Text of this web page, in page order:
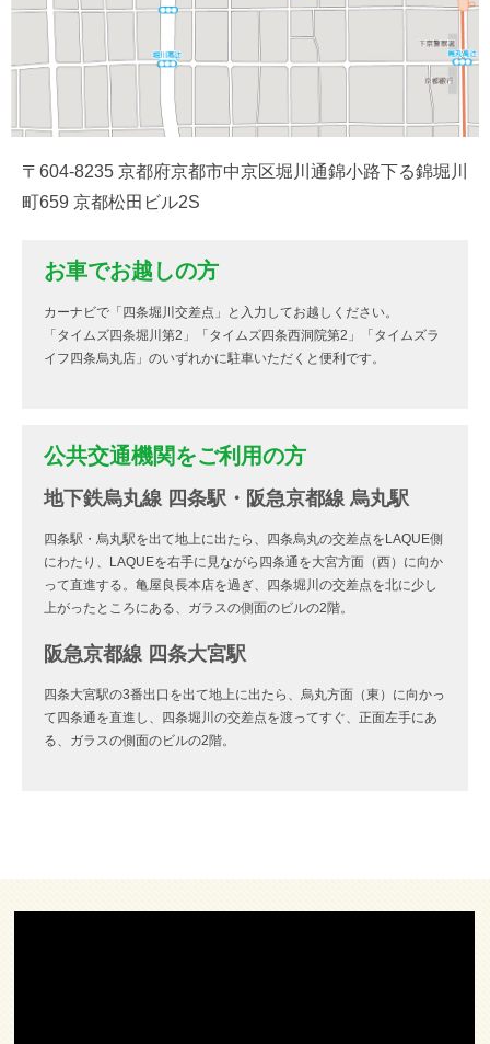
〒604-8235 京都府京都市中京区堀川通錦小路下る錦堀川
町659 京都松田ビル2S
お車でお越しの方
カーナビで「四条堀川交差点」と入力してお越しください。
「タイムズ四条堀川第2」「タイムズ四条西洞院第2」「タイムズラ
イフ四条烏丸店」のいずれかに駐車いただくと便利です。
公共交通機関をご利用の方
地下鉄烏丸線 四条駅・阪急京都線 烏丸駅
四条駅・烏丸駅を出て地上に出たら、四条烏丸の交差点をLAQUE側
にわたり、LAQUEを右手に見ながら四条通を大宮方面（西）に向か
って直進する。亀屋良長本店を過ぎ、四条堀川の交差点を北に少し
上がったところにある、ガラスの側面のビルの2階。
阪急京都線 四条大宮駅
四条大宮駅の3番出口を出て地上に出たら、烏丸方面（東）に向かっ
て四条通を直進し、四条堀川の交差点を渡ってすぐ、正面左手にあ
る、ガラスの側面のビルの2階。